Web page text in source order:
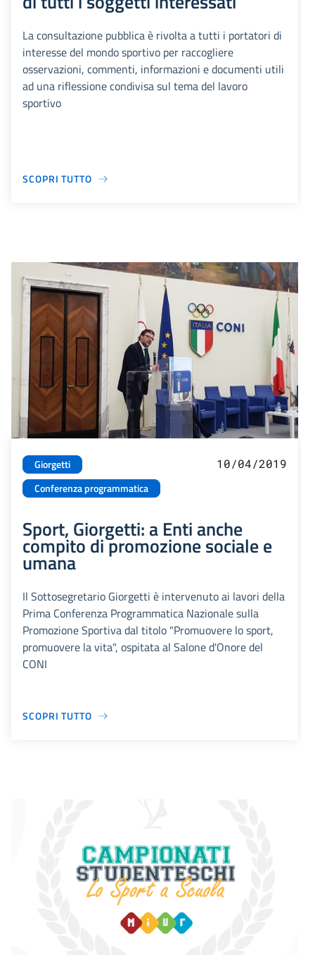
La consultazione pubblica è rivolta a tutti i portatori di
interesse del mondo sportivo per raccogliere
osservazioni, commenti, informazioni e documenti utili
ad una riflessione condivisa sul tema del lavoro
sportivo
SCOPRI TUTTO
Giorgetti
Conferenza programmatica
10/04/2019
Sport, Giorgetti: a Enti anche
compito di promozione sociale e
umana
Il Sottosegretario Giorgetti è intervenuto ai lavori della
Prima Conferenza Programmatica Nazionale sulla
Promozione Sportiva dal titolo "Promuovere lo sport,
promuovere la vita", ospitata al Salone d'Onore del
CONI
SCOPRI TUTTO